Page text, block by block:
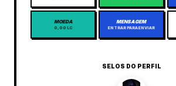
MOEDA
0,00 LC
MENSAGEM
ENTRAR PARA ENVIAR
SELOS DO PERFIL